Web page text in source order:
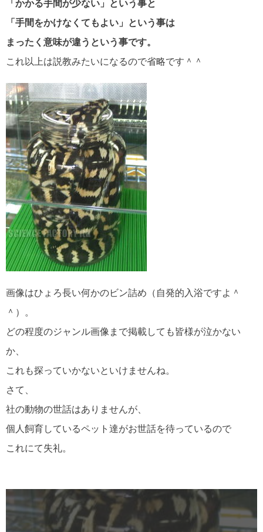
「かかる手間が少ない」という事と
「手間をかけなくてもよい」という事は
まったく意味が違うという事です。
これ以上は説教みたいになるので省略です＾＾
画像はひょろ長い何かのビン詰め（自発的入浴ですよ＾
＾）。
どの程度のジャンル画像まで掲載しても皆様が泣かない
か、
これも探っていかないといけませんね。
さて、
社の動物の世話はありませんが、
個人飼育しているペット達がお世話を待っているので
これにて失礼。